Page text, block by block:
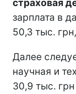
страховая
зарплата в
50,3 тыс.
Далее
научная и
30,9 тыс.